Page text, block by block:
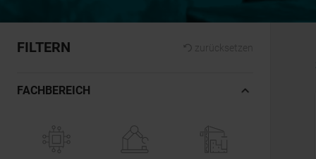
FILTERN zurücksetzen
FACHBEREICH